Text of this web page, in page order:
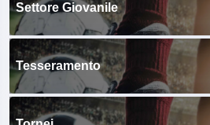
Settore Giovanile
Tesseramento